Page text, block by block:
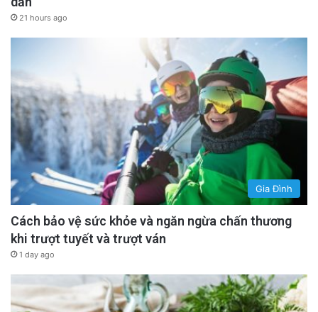
21 hours ago
Gia Đình
Cách bảo vệ sức khỏe và ngăn ngừa chấn thương
khi trượt tuyết và trượt ván
1 day ago